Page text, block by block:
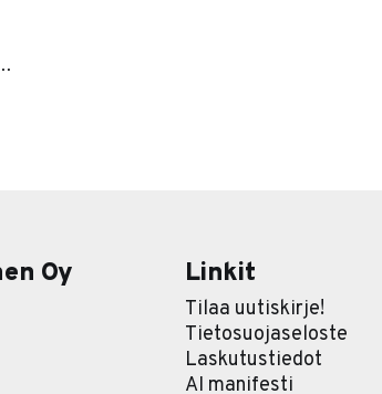
Oy Linkit
Tilaa uutiskirje!
Tietosuojaseloste
Laskutustiedot
AI manifesti